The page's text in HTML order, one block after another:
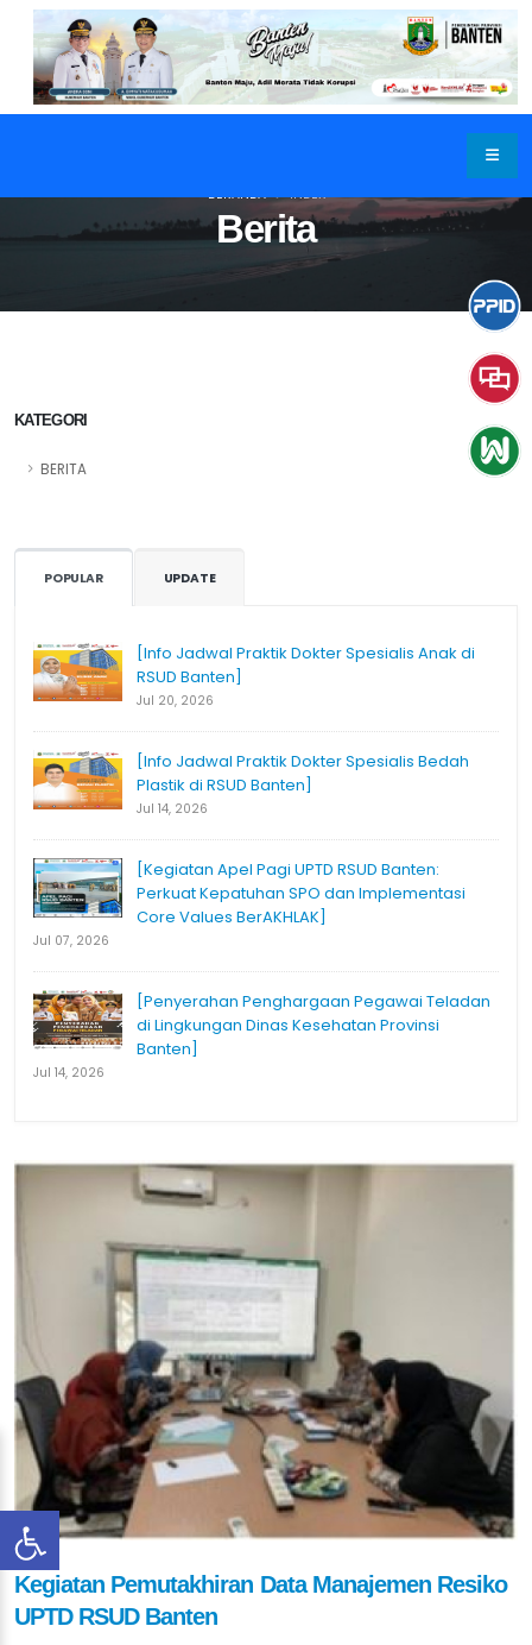
Berita
BERANDA INDEX
KATEGORI
BERITA
POPULAR UPDATE
[Info Jadwal Praktik Dokter Spesialis Anak di
RSUD Banten]
Jul 20, 2026
[Info Jadwal Praktik Dokter Spesialis Bedah
Plastik di RSUD Banten]
Jul 14, 2026
[Kegiatan Apel Pagi UPTD RSUD Banten:
Perkuat Kepatuhan SPO dan Implementasi
Core Values BerAKHLAK]
Jul 07, 2026
[Penyerahan Penghargaan Pegawai Teladan
di Lingkungan Dinas Kesehatan Provinsi
Banten]
Jul 14, 2026
Kegiatan Pemutakhiran Data Manajemen Resiko
UPTD RSUD Banten